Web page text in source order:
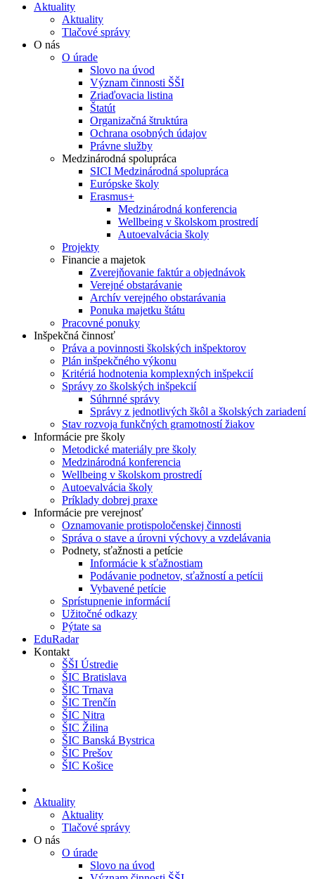
Aktuality
Aktuality
Tlačové správy
O nás
O úrade
Slovo na úvod
Význam činnosti ŠŠI
Zriaďovacia listina
Štatút
Organizačná štruktúra
Ochrana osobných údajov
Právne služby
Medzinárodná spolupráca
SICI Medzinárodná spolupráca
Európske školy
Erasmus+
Medzinárodná konferencia
Wellbeing v školskom prostredí
Autoevalvácia školy
Projekty
Financie a majetok
Zverejňovanie faktúr a objednávok
Verejné obstarávanie
Archív verejného obstarávania
Ponuka majetku štátu
Pracovné ponuky
Inšpekčná činnosť
Práva a povinnosti školských inšpektorov
Plán inšpekčného výkonu
Kritériá hodnotenia komplexných inšpekcií
Správy zo školských inšpekcií
Súhrnné správy
Správy z jednotlivých škôl a školských zariadení
Stav rozvoja funkčných gramotností žiakov
Informácie pre školy
Metodické materiály pre školy
Medzinárodná konferencia
Wellbeing v školskom prostredí
Autoevalvácia školy
Príklady dobrej praxe
Informácie pre verejnosť
Oznamovanie protispoločenskej činnosti
Správa o stave a úrovni výchovy a vzdelávania
Podnety, sťažnosti a petície
Informácie k sťažnostiam
Podávanie podnetov, sťažností a petícii
Vybavené petície
Sprístupnenie informácií
Užitočné odkazy
Pýtate sa
EduRadar
Kontakt
ŠŠI Ústredie
ŠIC Bratislava
ŠIC Trnava
ŠIC Trenčín
ŠIC Nitra
ŠIC Žilina
ŠIC Banská Bystrica
ŠIC Prešov
ŠIC Košice
Aktuality
Aktuality
Tlačové správy
O nás
O úrade
Slovo na úvod